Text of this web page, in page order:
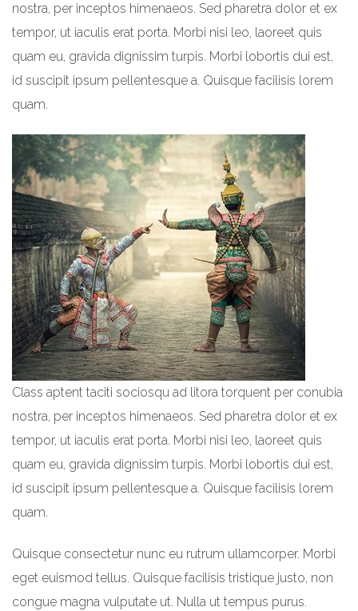
nostra, per inceptos himenaeos. Sed pharetra dolor et ex
tempor, ut iaculis erat porta. Morbi nisi leo, laoreet quis
quam eu, gravida dignissim turpis. Morbi lobortis dui est,
id suscipit ipsum pellentesque a. Quisque facilisis lorem
quam.
Class aptent taciti sociosqu ad litora torquent per conubia
nostra, per inceptos himenaeos. Sed pharetra dolor et ex
tempor, ut iaculis erat porta. Morbi nisi leo, laoreet quis
quam eu, gravida dignissim turpis. Morbi lobortis dui est,
id suscipit ipsum pellentesque a. Quisque facilisis lorem
quam.
Quisque consectetur nunc eu rutrum ullamcorper. Morbi
eget euismod tellus. Quisque facilisis tristique justo, non
congue magna vulputate ut. Nulla ut tempus purus.